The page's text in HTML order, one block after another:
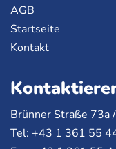
AGB
Startseite
Kontakt
Brünner Straße 73a /
Tel: +43 1 361 55